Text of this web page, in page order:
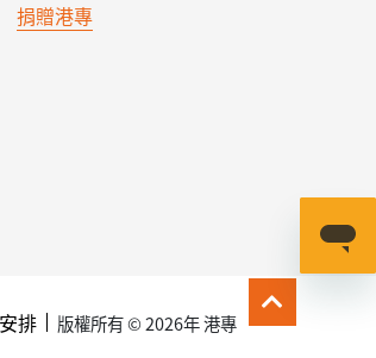
捐贈港專
排 版權所有 © 2026年 港專